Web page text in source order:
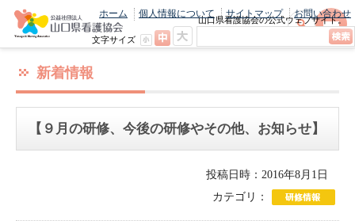
山口県看護協会の公式ウェブサイト。
最新のニュースやお知らせをいち早くお
ホーム 個人情報について サイトマップ お問い合わせ
文字サイズ
新着情報
【９月の研修、今後の研修やその他、お知らせ】
投稿日時：2016年8月1日
カテゴリ：